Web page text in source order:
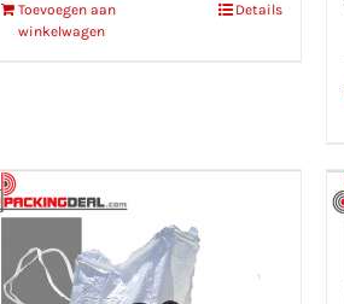
Toevoegen aan
winkelwagen
Details